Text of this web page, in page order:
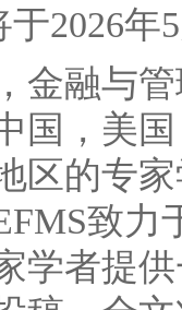
于2026年
金融与
国，美
区的专
致
学者提